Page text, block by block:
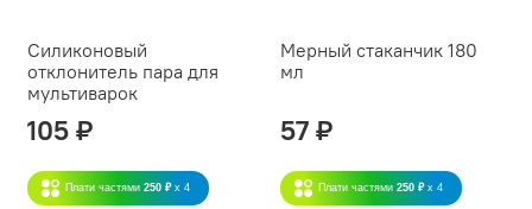
Силиконовый
отклонитель пара для
мультиварок
105 ₽
Плати частями 250 ₽ x 4
Мерный стаканчик 180
мл
57 ₽
Плати частями 250 ₽ x 4